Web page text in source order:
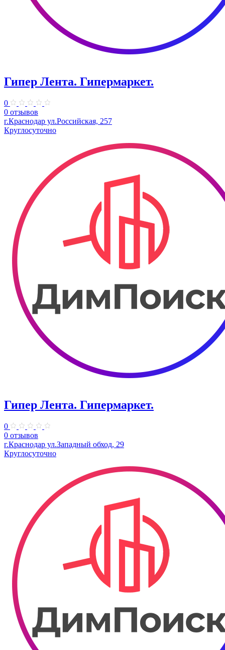
Гипер Лента. Гипермаркет.
0
0 отзывов
г.Краснодар ул.Российская, 257
Круглосуточно
Гипер Лента. Гипермаркет.
0
0 отзывов
г.Краснодар ул.Западный обход, 29
Круглосуточно